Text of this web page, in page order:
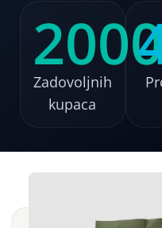
Zadovoljnih
kupaca